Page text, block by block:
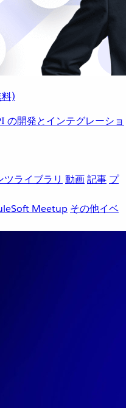
)
開発とインテグレーショ
ツライブラリ 動画記事 プ
Meetup その他イベ